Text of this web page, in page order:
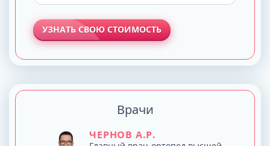
УЗНАТЬ СВОЮ СТОИМОСТЬ
Врачи
ЧЕРНОВ А.Р.